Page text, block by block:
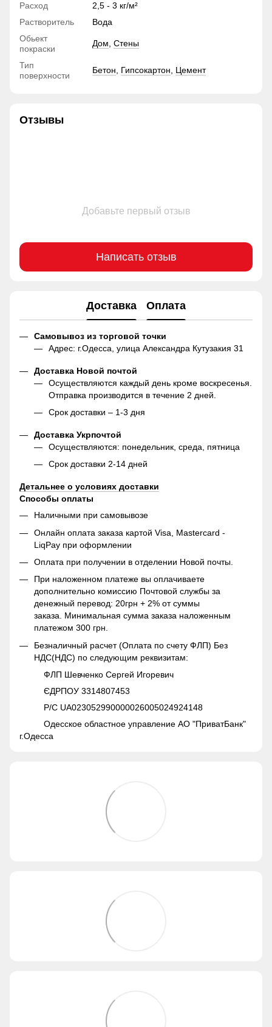
Расход
2,5 - 3 кг/м²
Растворитель
Вода
Обьект
покраски
Дом Стены
Тип
поверхности
Бетон Гипсокартон Цемент
Отзывы
Добавьте первый отзыв
Написать отзыв
Доставка Оплата
Самовывоз из торговой точки
Адрес: г.Одесса, улица Александра Кутузакия 31
Доставка Новой почтой
Осуществляются каждый день кроме воскресенья.
Отправка производится в течение 2 дней.
Срок доставки – 1-3 дня
Доставка Укрпочтой
Осуществляются: понедельник, среда, пятница
Срок доставки 2-14 дней
Детальнее о условиях доставки
Способы оплаты
Наличными при самовывозе
Онлайн оплата заказа картой Visa, Mastercard -
LiqPay при оформлении
Оплата при получении в отделении Новой почты.
При наложенном платеже вы оплачиваете
дополнительно комиссию Почтовой службы за
денежный перевод: 20грн + 2% от суммы
заказа. Минимальная сумма заказа наложенным
платежом 300 грн.
Безналичный расчет (Оплата по счету ФЛП) Без
НДС(НДС) по следующим реквизитам:
ФЛП Шевченко Сергей Игоревич
ЄДРПОУ 3314807453
Р/С UA023052990000026005024924148
Одесское областное управление АО "ПриватБанк"
г.Одесса